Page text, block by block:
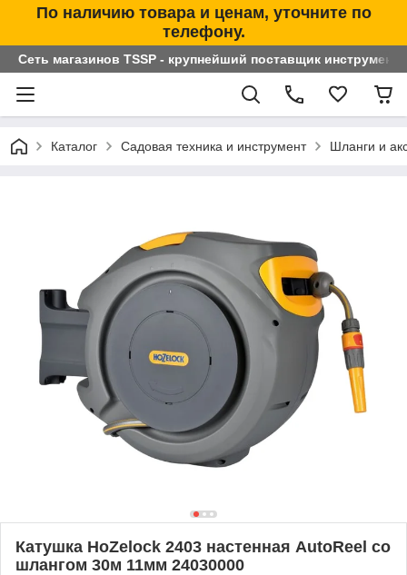
По наличию товара и ценам, уточните по
телефону.
Сеть магазинов TSSP - крупнейший поставщик
Каталог Садовая техника и инструмент Шланги и
Катушка HoZelock 2403 настенная AutoReel со
шлангом 30м 11мм 24030000